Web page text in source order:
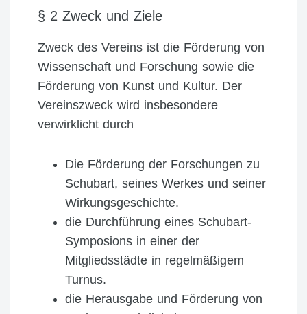
§ 2 Zweck und Ziele
Zweck des Vereins ist die Förderung von
Wissenschaft und Forschung sowie die
Förderung von Kunst und Kultur. Der
Vereinszweck wird insbesondere
verwirklicht durch
Die Förderung der Forschungen zu
Schubart, seines Werkes und seiner
Wirkungsgeschichte.
die Durchführung eines Schubart-
Symposions in einer der
Mitgliedsstädte in regelmäßigem
Turnus.
die Herausgabe und Förderung von